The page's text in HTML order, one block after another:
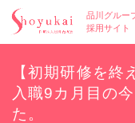
品川グルー
採用サイト
【初期研修を終
入職9カ月目の
た。